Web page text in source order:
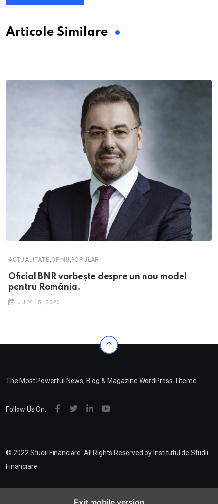
Articole Similare
ACTUALITATE,OPINII , POPULAR
Oficial BNR vorbește despre un nou model
pentru România.
JULY 15, 2026
The Most Powerful News, Blog & Magazine WordPress Theme
Follow Us On:
© 2022 Studii Financiare. All Rights Reserved by Institutul de Studii
Financiare